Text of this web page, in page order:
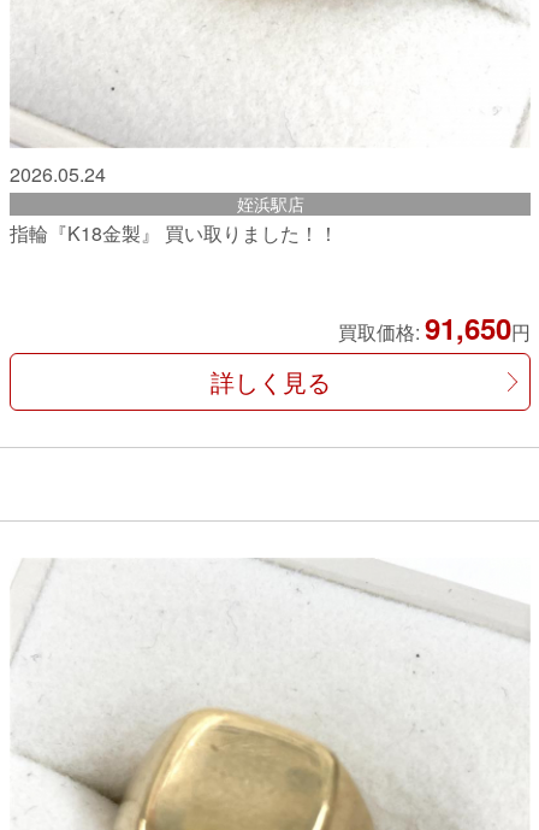
2026.05.24
姪浜駅店
指輪『K18金製』 買い取りました！！
買取価格: 91,650円
詳しく見る